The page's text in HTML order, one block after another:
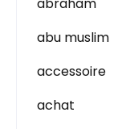
abu muslim
accessoire
achat